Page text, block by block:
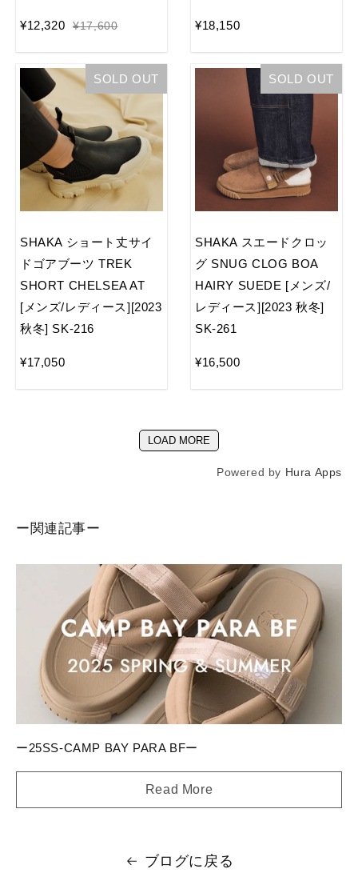
¥12,320 ¥17,600 ¥18,150
SOLD OUT
SHAKA ショート丈サイ
ドゴアブーツ TREK
SHORT CHELSEA AT
[メンズ/レディース][2023
秋冬] SK-216
¥17,050
SOLD OUT
SHAKA スエードクロッ
グ SNUG CLOG BOA
HAIRY SUEDE [メンズ/
レディース][2023 秋冬]
SK-261
¥16,500
LOAD MORE
Powered by Hura Apps
ー関連記事ー
ー25SS-CAMP BAY PARA BFー
Read More
ブログに戻る